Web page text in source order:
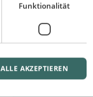
Funktionalität
ALLE AKZEPTIEREN